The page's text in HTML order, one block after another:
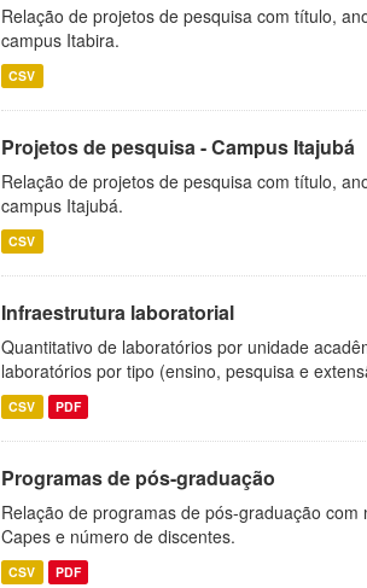
Relação de projetos de pesquisa com título,
campus Itabira.
CSV
Projetos de pesquisa - Campus Itajubá
Relação de projetos de pesquisa com título,
campus Itajubá.
CSV
Infraestrutura laboratorial
Quantitativo de laboratórios por unidade
laboratórios por tipo (ensino, pesquisa e
CSV PDF
Programas de pós-graduação
Relação de programas de pós-graduação
Capes e número de discentes.
CSV PDF